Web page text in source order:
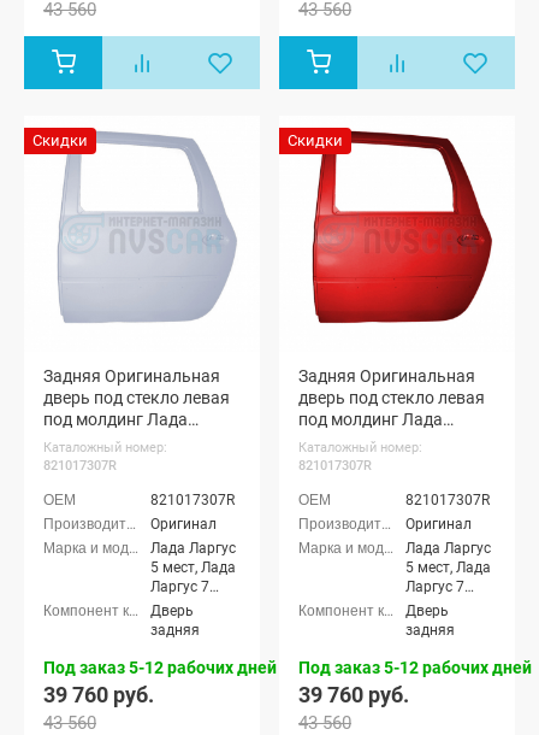
Ларгус FL 7
мест, Лада
мест, Лада
Ларгус FL
Кросс 7 мест
43 560
Ларгус FL 7
мест, Лада
мест, Лада
Ларгус FL
Кросс 7 мест
43 560
Скидки
Задняя Оригинальная
дверь под стекло левая
под молдинг Лада
Ларгус (Платина 691)
Каталожный номер:
821017307R
821017307R
Оригинал
Лада Ларгус
5 мест, Лада
Ларгус 7
мест, Лада
Ларгус
мест, Лада
Кросс 7
Дверь
задняя
Под заказ 5-12 рабочих дней
39 760 руб.
43 560
Скидки
Задняя Оригинальная
дверь под стекло левая
под молдинг Лада
Ларгус (Огненно-
красный 124)
Каталожный номер:
821017307R
821017307R
Оригинал
Лада Ларгус
5 мест, Лада
Ларгус 7
мест, Лада
Ларгус
мест, Лада
Кросс 7
Дверь
задняя
Под заказ 5-12 рабочих дней
39 760 руб.
43 560